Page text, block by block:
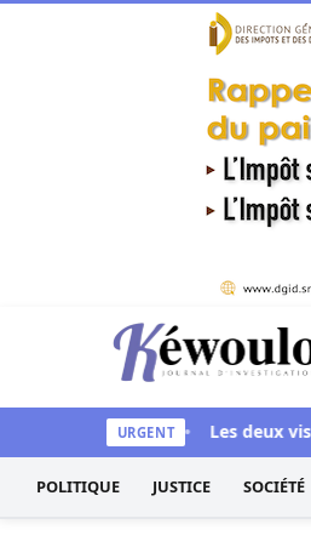
Aller au contenu
Kéwoulo, le premier
URGENT
aussi blanchi Les deux visages
POLITIQUE JUSTICE SOCIÉTÉ